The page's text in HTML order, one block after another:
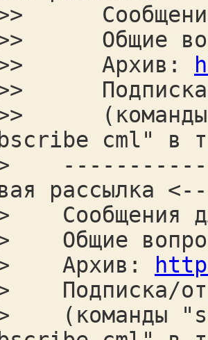
Общие
Архив:
cml" в
------------->
Сообщения
Общие
Архив:
Подписка/
(команды